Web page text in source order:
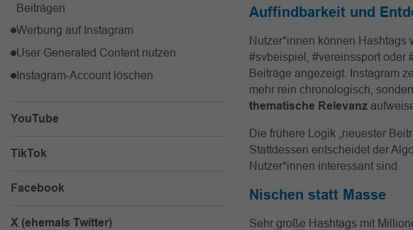
Beiträgen
Werbung auf Instagram
User Generated Content nutzen
Instagram-Account löschen
YouTube
TikTok
Facebook
X (ehemals Twitter)
Auffindbarkeit und
Nutzer*innen können Hashtags
#svbeispiel, #vereinssport oder
Beiträge angezeigt. Instagram
mehr rein chronologisch,
thematische Relevanz
Die frühere Logik „neuester
Stattdessen entscheidet der
Nutzer*innen interessant sind.
Nischen statt Masse
Sehr große Hashtags mit